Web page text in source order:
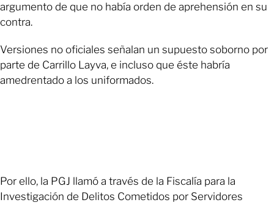
argumento de que no había orden de aprehensión en su
contra.
Versiones no oficiales señalan un supuesto soborno por
parte de Carrillo Layva, e incluso que éste habría
amedrentado a los uniformados.
Por ello, la PGJ llamó a través de la Fiscalía para la
Investigación de Delitos Cometidos por Servidores